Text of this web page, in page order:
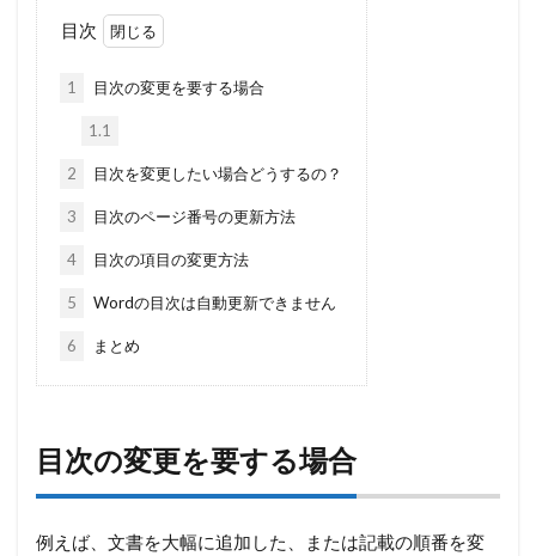
目次
1 目次の変更を要する場合
1.1
2 目次を変更したい場合どうするの？
3 目次のページ番号の更新方法
4 目次の項目の変更方法
5 Wordの目次は自動更新できません
6 まとめ
目次の変更を要する場合
例えば、文書を大幅に追加した、または記載の順番を変